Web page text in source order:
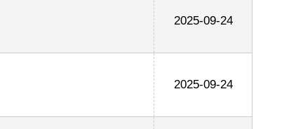
2025-09-24
2025-09-24